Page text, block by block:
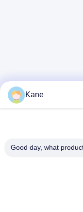
Kane
Good day, what